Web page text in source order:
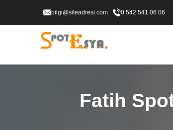
bilgi@siteadresi.com 0 542 541 06 06
Fatih